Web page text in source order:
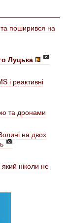
поширився на
Луцька
і реактивні
та дронами
на двох
ніколи не